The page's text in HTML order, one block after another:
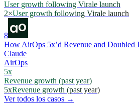
User growth following Virale launch
2×User growth following Virale launch
8
How AirOps 5x’d Revenue and
Claude
AirOps
5x
Revenue growth (past year)
5xRevenue growth (past year)
Ver todos los casos →